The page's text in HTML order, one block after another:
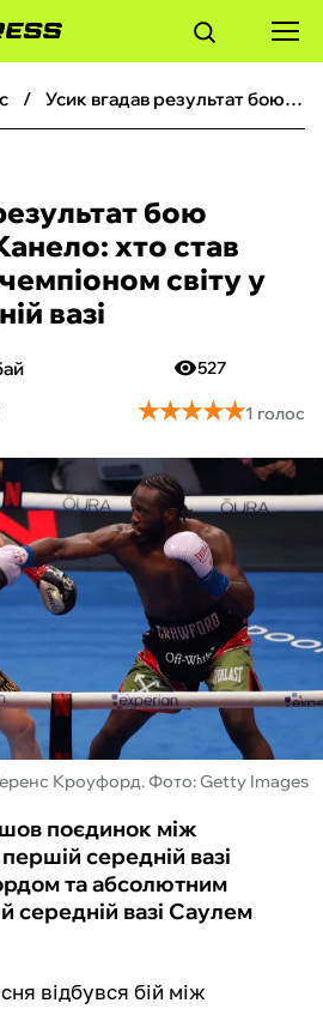
Усик вгадав результат бою Кроуфорд – Канело: хто став абсолютним чемпіоном світу у другій середній вазі
бою
хто став
світу у
вазі
527
★★★★★
★★★★★1 голос
Кроуфорд. Фото: Getty Images
поєдинок між
середній вазі
та абсолютним
середній вазі Саулем
відбувся бій між